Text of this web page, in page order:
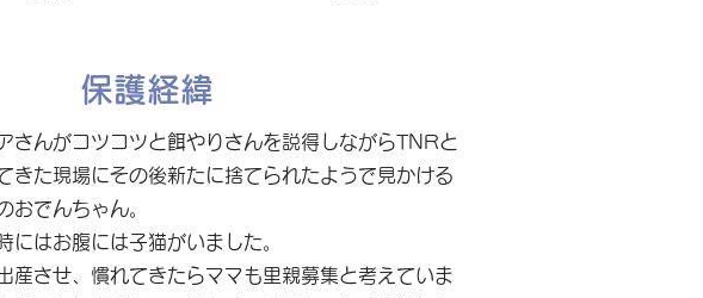
保護経緯
さんがコツコツと餌やりさんを説得しながらTNRと
きた現場にその後新たに捨てられたようで見かける
おでんちゃん。
にはお腹には子猫がいました。
産させ、慣れてきたらママも里親募集と考えていま